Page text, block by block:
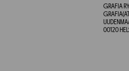
GRAFIA RY
00120